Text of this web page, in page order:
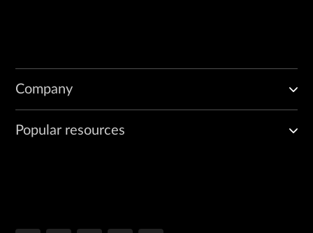
Company
Popular resources